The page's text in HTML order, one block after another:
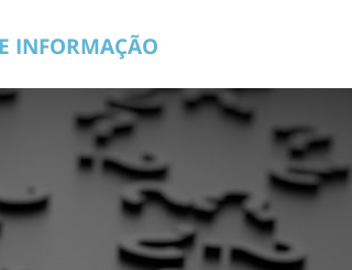
INFORMAÇÃO